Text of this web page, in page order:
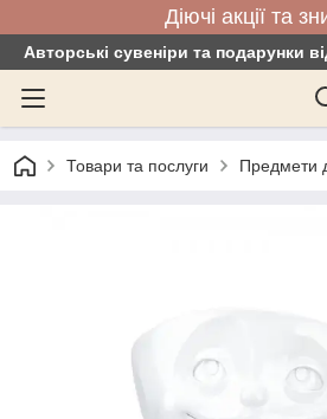
Діючі акції та
Авторські сувеніри та подарунки
Товари та послуги Предмети